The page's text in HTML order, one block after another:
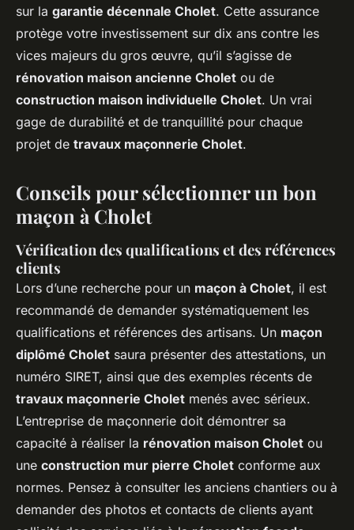
sur la garantie décennale Cholet. Cette assurance
protège votre investissement sur dix ans contre les
vices majeurs du gros œuvre, qu’il s’agisse de
rénovation maison ancienne Cholet ou de
construction maison individuelle Cholet. Un vrai
gage de durabilité et de tranquillité pour chaque
projet de travaux maçonnerie Cholet.
Conseils pour sélectionner un bon
maçon à Cholet
Vérification des qualifications et des références
clients
Lors d’une recherche pour un maçon à Cholet, il est
recommandé de demander systématiquement les
qualifications et références des artisans. Un maçon
diplômé Cholet saura présenter des attestations, un
numéro SIRET, ainsi que des exemples récents de
travaux maçonnerie Cholet menés avec sérieux.
L’entreprise de maçonnerie doit démontrer sa
capacité à réaliser la rénovation maison Cholet ou
une construction mur pierre Cholet conforme aux
normes. Pensez à consulter les anciens chantiers ou à
demander des photos et contacts de clients ayant